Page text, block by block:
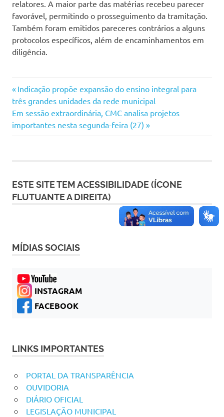
relatores. A maior parte das matérias recebeu parecer
favorável, permitindo o prosseguimento da tramitação.
Também foram emitidos pareceres contrários a alguns
protocolos específicos, além de encaminhamentos em
diligência.
Navegação
de
Post
Previous
Post:
Indicação propõe expansão do ensino integral para
três grandes unidades da rede municipal
Next
Post:
Em sessão extraordinária, CMC analisa projetos
importantes nesta segunda-feira (27)
ESTE SITE TEM ACESSIBILIDADE (ÍCONE
FLUTUANTE A DIREITA)
MÍDIAS SOCIAIS
INSTAGRAM
FACEBOOK
LINKS IMPORTANTES
PORTAL DA TRANSPARÊNCIA
OUVIDORIA
DIÁRIO OFICIAL
LEGISLAÇÃO MUNICIPAL